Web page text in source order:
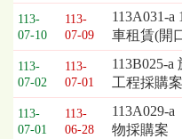
項
113-
07-10
113-
07-09
113A031-
車租賃(開
113-
07-02
113-
07-01
113B025-
工程採購案
113-
07-01
113-
06-28
113A029-
物採購案